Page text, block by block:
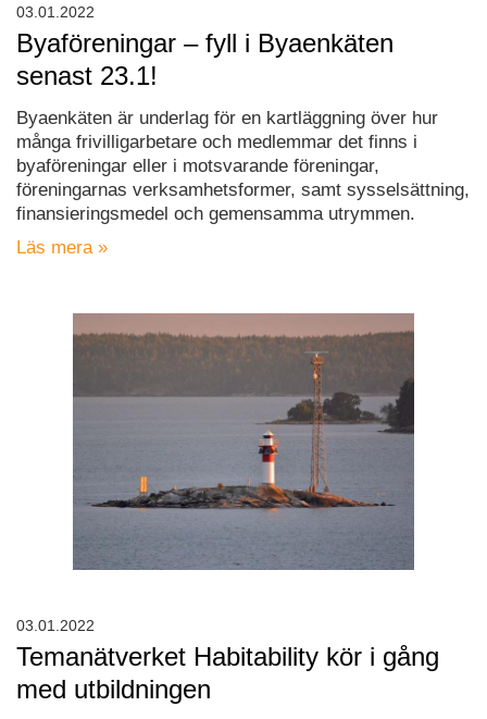
Byaföreningar – fyll i Byaenkäten
senast 23.1!
Byaenkäten är underlag för en kartläggning över hur
många frivilligarbetare och medlemmar det finns i
byaföreningar eller i motsvarande föreningar,
föreningarnas verksamhetsformer, samt sysselsättning,
finansieringsmedel och gemensamma utrymmen.
Läs mera »
03.01.2022
Temanätverket Habitability kör i gång
med utbildningen
03.01.2022